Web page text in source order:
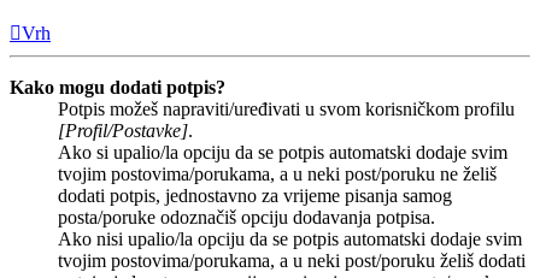
Vrh
Kako mogu dodati potpis?
Potpis možeš napraviti/uređivati u svom korisničkom profilu
[Profil/Postavke].
Ako si upalio/la opciju da se potpis automatski dodaje svim
tvojim postovima/porukama, a u neki post/poruku ne želiš
dodati potpis, jednostavno za vrijeme pisanja samog
posta/poruke odoznačiš opciju dodavanja potpisa.
Ako nisi upalio/la opciju da se potpis automatski dodaje svim
tvojim postovima/porukama, a u neki post/poruku želiš dodati